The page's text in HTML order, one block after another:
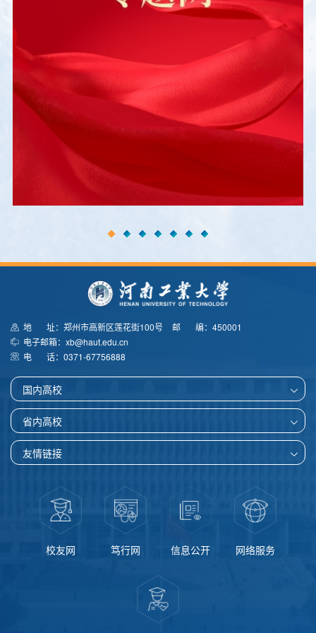
地 址：郑州市高新区莲花街100号
邮 编：450001
电子邮箱：xb@haut.edu.cn
电 话：0371-67756888
国内高校
省内高校
友情链接
校友网 笃行网 信息公开 网络服务